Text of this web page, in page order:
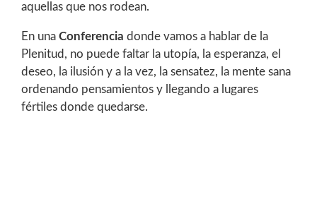
aquellas que nos rodean.
En una Conferencia donde vamos a hablar de la
Plenitud, no puede faltar la utopía, la esperanza, el
deseo, la ilusión y a la vez, la sensatez, la mente sana
ordenando pensamientos y llegando a lugares
fértiles donde quedarse.